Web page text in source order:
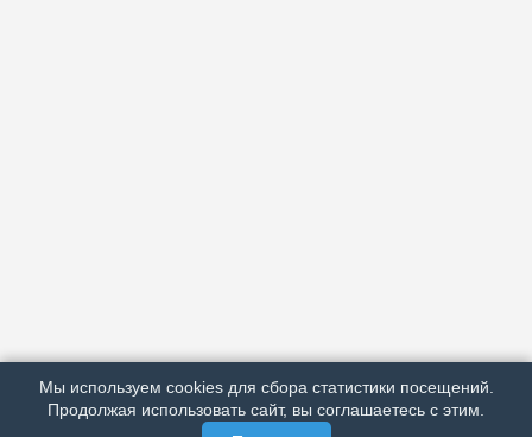
РЕКЛАМА У НАС
МЫ В СОЦСЕТЯХ
Мы используем cookies для сбора статистики посещений.
Продолжая использовать сайт, вы соглашаетесь с этим.